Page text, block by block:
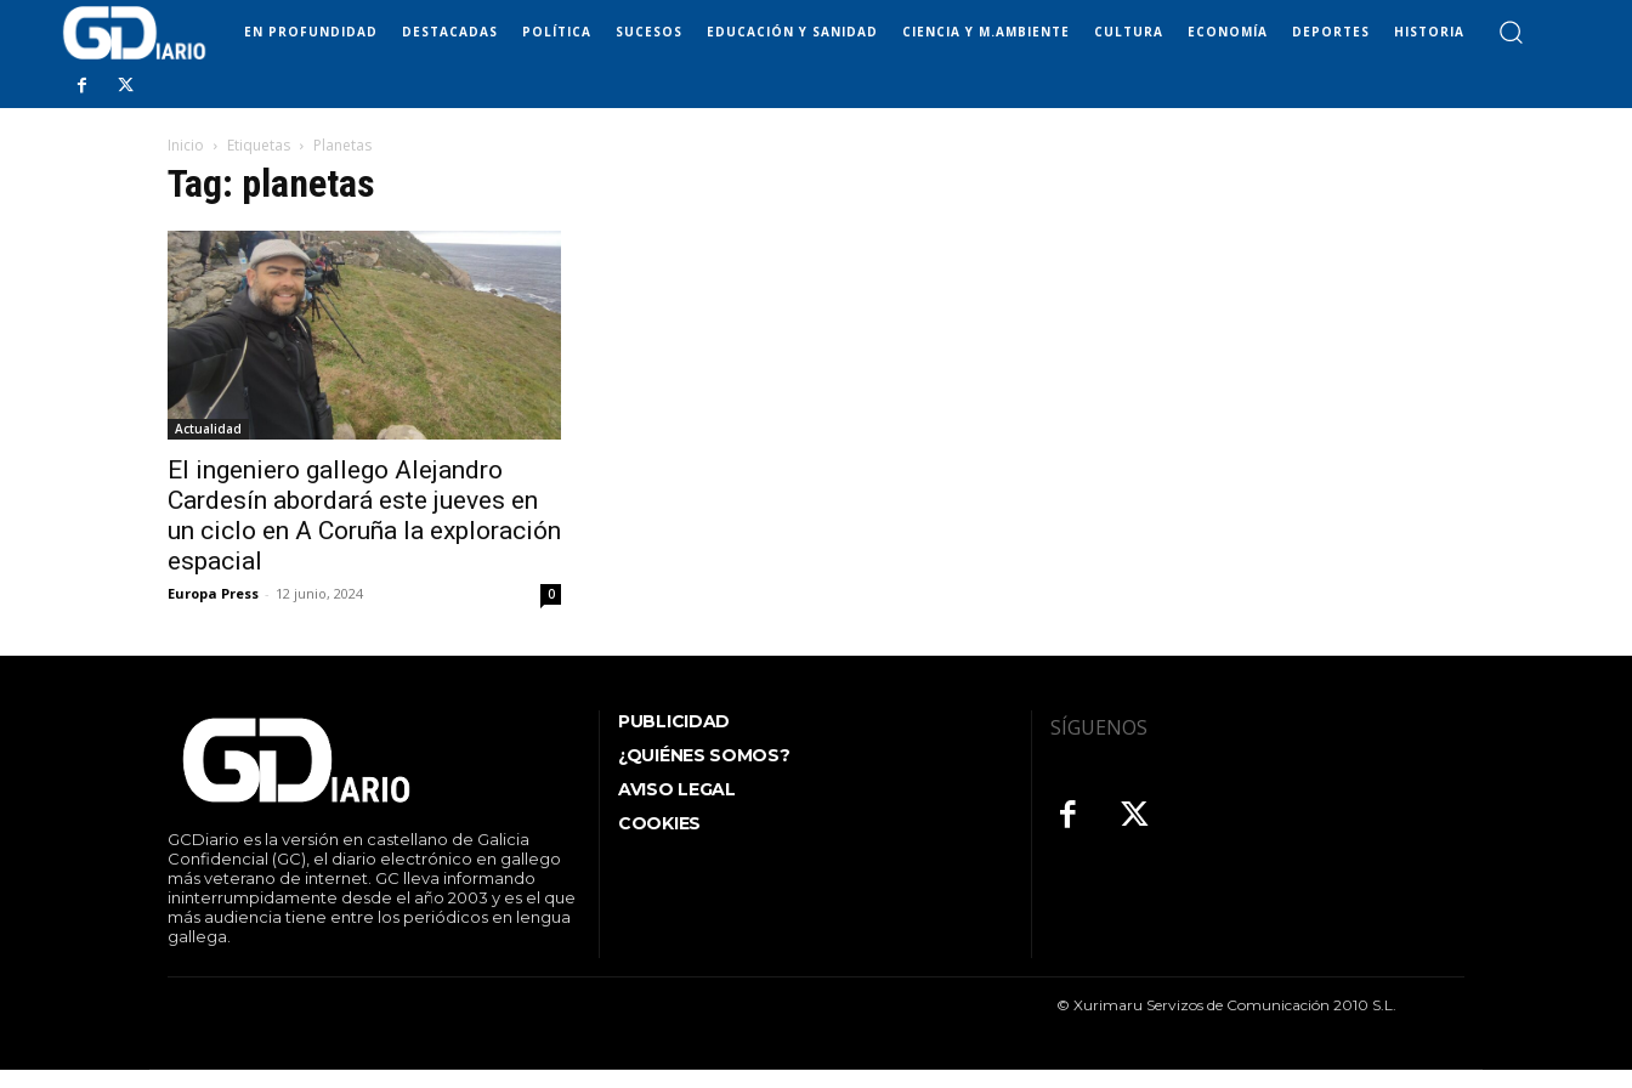
EN PROFUNDIDAD DESTACADAS POLÍTICA SUCESOS EDUCACIÓN Y SANIDAD CIENCIA Y M.AMBIENTE CULTURA ECONOMÍA DEPORTES HISTORIA
Inicio Etiquetas Planetas
Tag: planetas
Actualidad
El ingeniero gallego Alejandro
Cardesín abordará este jueves en
un ciclo en A Coruña la exploración
espacial
Europa Press - 12 junio, 2024 0
GCDiario es la versión en castellano de Galicia
Confidencial (GC), el diario electrónico en gallego
más veterano de internet. GC lleva informando
ininterrumpidamente desde el año 2003 y es el que
más audiencia tiene entre los periódicos en lengua
gallega.
PUBLICIDAD
¿QUIÉNES SOMOS?
AVISO LEGAL
COOKIES
SÍGUENOS
© Xurimaru Servizos de Comunicación 2010 S.L.